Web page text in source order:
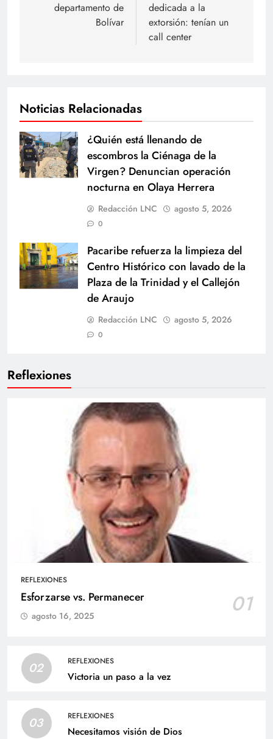
Reflexiones
REFLEXIONES
Esforzarse vs. Permanecer 01
agosto 16, 2025
02 REFLEXIONES
Victoria un paso a la vez
03 REFLEXIONES
Necesitamos visión de Dios
departamento de
Bolívar
dedicada a la
extorsión: tenían un
call center
Noticias Relacionadas
¿Quién está llenando de
escombros la Ciénaga de la
Virgen? Denuncian operación
nocturna en Olaya Herrera
Redacción LNC agosto 5, 2026
0
Pacaribe refuerza la limpieza del
Centro Histórico con lavado de la
Plaza de la Trinidad y el Callejón
de Araujo
Redacción LNC agosto 5, 2026
0